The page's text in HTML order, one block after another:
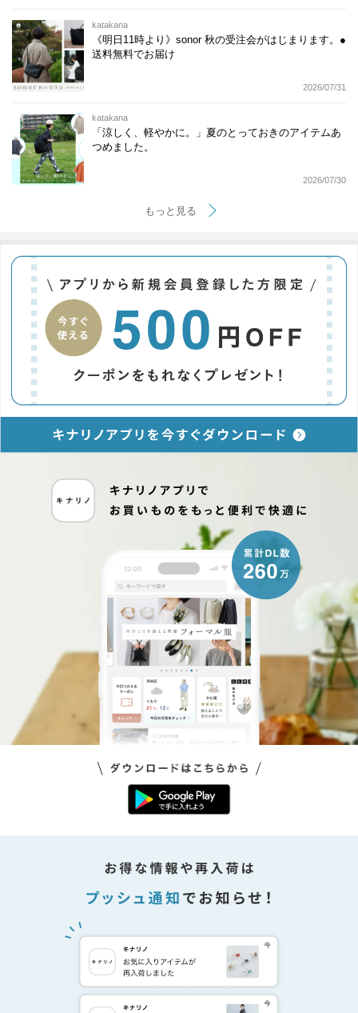
katakana
《明日11時より》sonor 秋の受注会がはじまります。●
送料無料でお届け
2026/07/31
katakana
「涼しく、軽やかに。」夏のとっておきのアイテムあ
つめました。
2026/07/30
もっと見る